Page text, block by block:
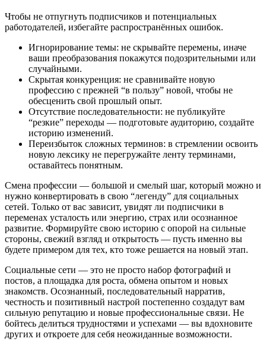
Чтобы не отпугнуть подписчиков и потенциальных
работодателей, избегайте распространённых ошибок.
Игнорирование темы: не скрывайте перемены, иначе
ваши преобразования покажутся подозрительными или
случайными.
Скрытая конкуренция: не сравнивайте новую
профессию с прежней “в пользу” новой, чтобы не
обесценить свой прошлый опыт.
Отсутствие последовательности: не публикуйте
“резкие” переходы — подготовьте аудиторию, создайте
историю изменений.
Переизбыток сложных терминов: в стремлении освоить
новую лексику не перегружайте ленту терминами,
оставайтесь понятным.
Смена профессии — большой и смелый шаг, который можно и
нужно конвертировать в свою “легенду” для социальных
сетей. Только от вас зависит, увидят ли подписчики в
переменах усталость или энергию, страх или осознанное
развитие. Формируйте свою историю с опорой на сильные
стороны, свежий взгляд и открытость — пусть именно вы
будете примером для тех, кто тоже решается на новый этап.
Социальные сети — это не просто набор фотографий и
постов, а площадка для роста, обмена опытом и новых
знакомств. Осознанный, последовательный нарратив,
честность и позитивный настрой постепенно создадут вам
сильную репутацию и новые профессиональные связи. Не
бойтесь делиться трудностями и успехами — вы вдохновите
других и откроете для себя неожиданные возможности.